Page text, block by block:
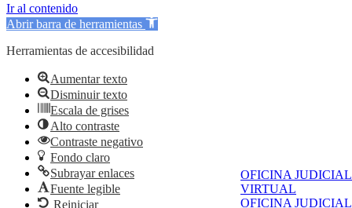
OFICINA JUDICIAL
VIRTUAL
OFICINA JUDICIAL
Ir al contenido
Abrir barra de herramientas
Herramientas de accesibilidad
Aumentar texto
Disminuir texto
Escala de grises
Alto contraste
Contraste negativo
Fondo claro
Subrayar enlaces
Fuente legible
Reiniciar